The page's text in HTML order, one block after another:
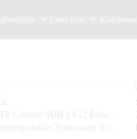
Produkte Über Uns
Cinema SUB 1X12 Edge –
Subwoofer für